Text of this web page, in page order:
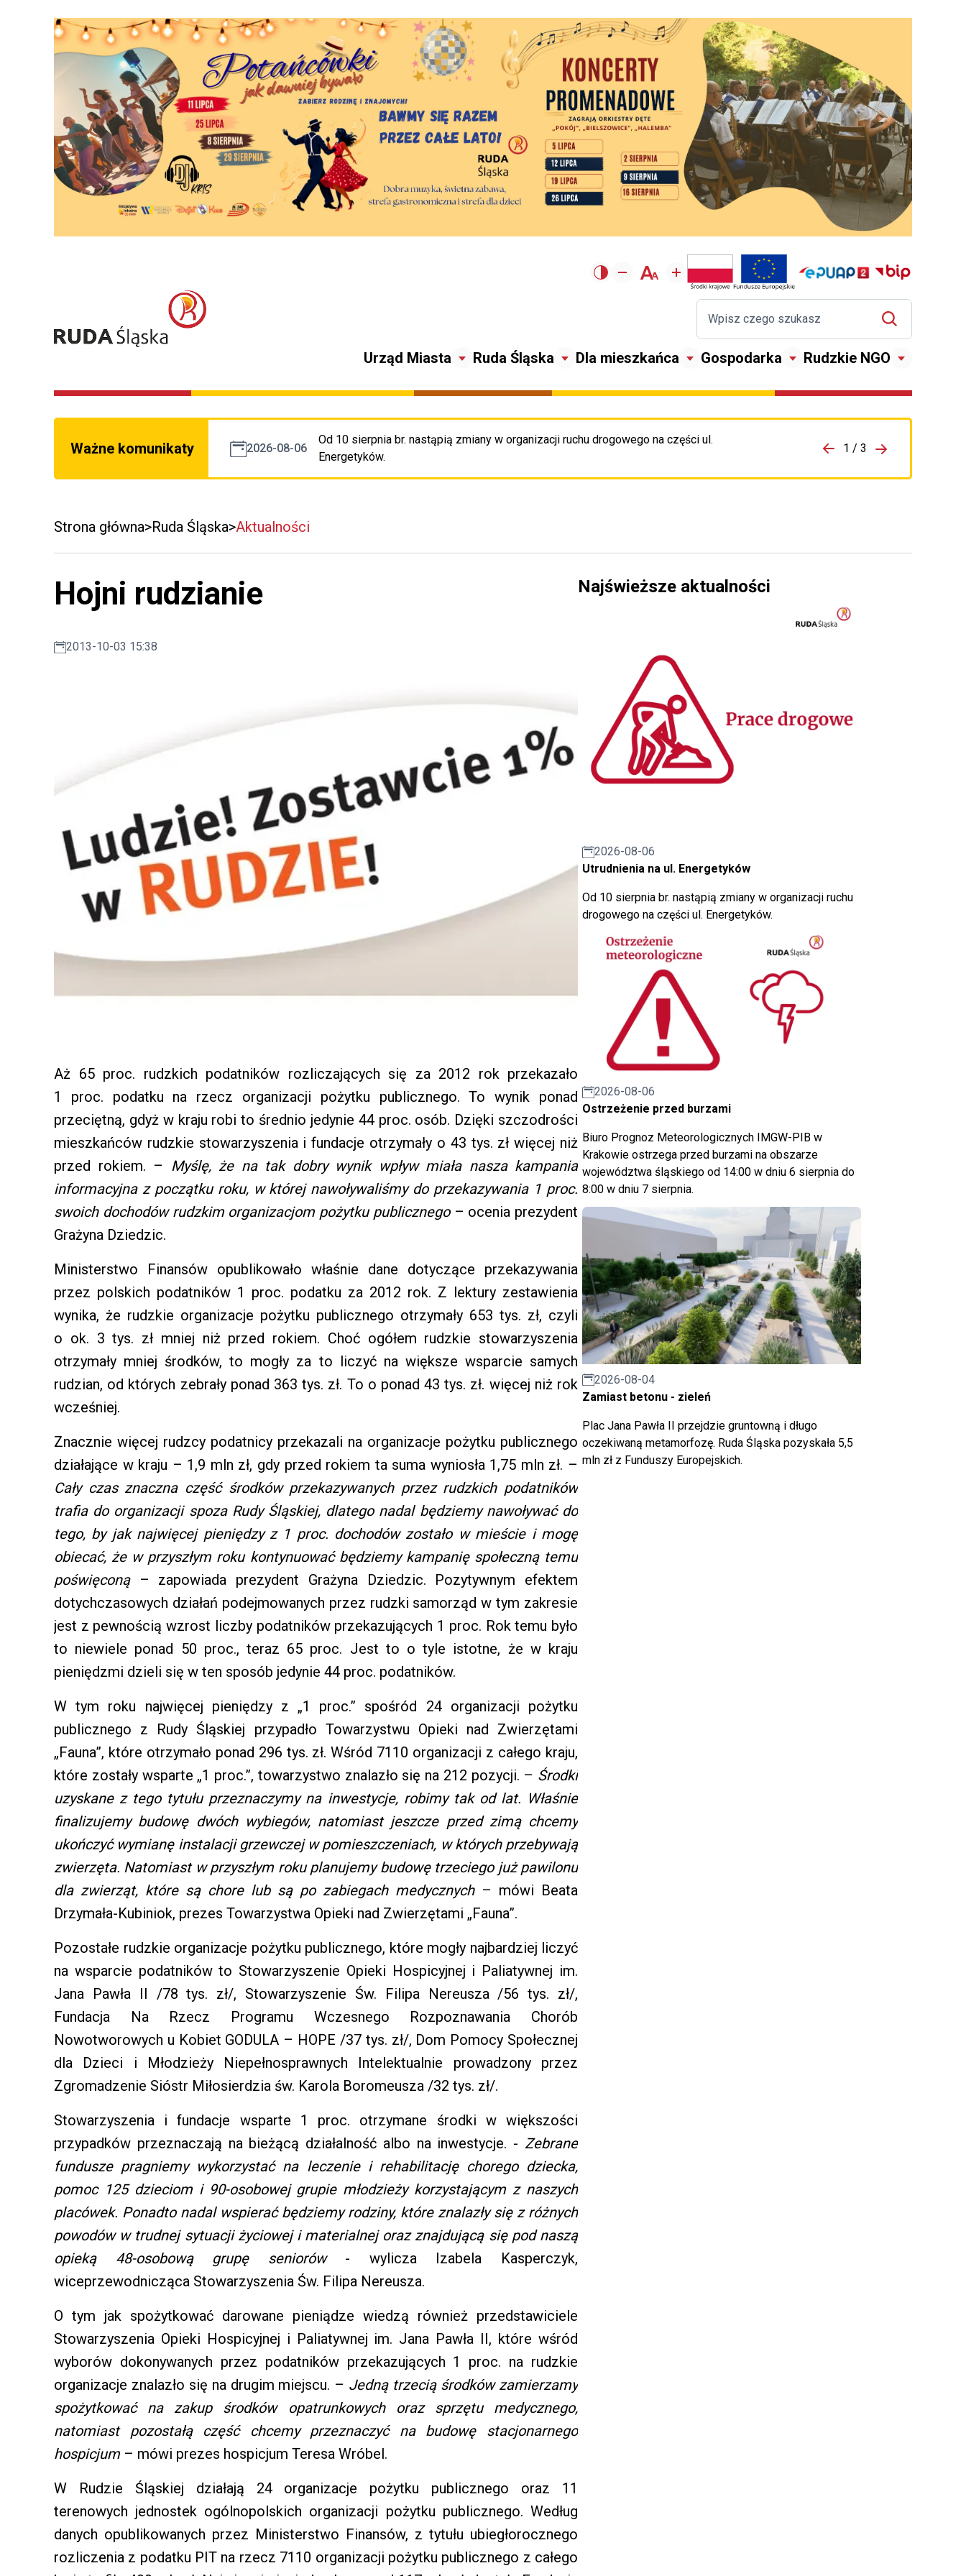
Urząd Miasta Ruda Śląska Dla mieszkańca Gospodarka Rudzkie NGO
Ważne komunikaty 2026-08-06
Od 10 sierpnia br. nastąpią zmiany w organizacji ruchu drogowego na części ul.
Energetyków.
Przejdź do porzpedniego komunikatu 1 / 3
Przejdź do
Strona główna Ruda Śląska Aktualności
Hojni rudzianie
2013-10-03 15:38
Aż 65 proc. rudzkich podatników rozliczających się za 2012 rok przekazało
1 proc. podatku na rzecz organizacji pożytku publicznego. To wynik ponad
przeciętną, gdyż w kraju robi to średnio jedynie 44 proc. osób. Dzięki szczodrości
mieszkańców rudzkie stowarzyszenia i fundacje otrzymały o 43 tys. zł więcej niż
przed rokiem. – Myślę, że na tak dobry wynik wpływ miała nasza kampania
informacyjna z początku roku, w której nawoływaliśmy do przekazywania 1 proc.
swoich dochodów rudzkim organizacjom pożytku publicznego– ocenia prezydent
Grażyna Dziedzic.
Ministerstwo Finansów opublikowało właśnie dane dotyczące przekazywania
przez polskich podatników 1 proc. podatku za 2012 rok. Z lektury zestawienia
wynika, że rudzkie organizacje pożytku publicznego otrzymały 653 tys. zł, czyli
o ok. 3 tys. zł mniej niż przed rokiem. Choć ogółem rudzkie stowarzyszenia
otrzymały mniej środków, to mogły za to liczyć na większe wsparcie samych
rudzian, od których zebrały ponad 363 tys. zł. To o ponad 43 tys. zł. więcej niż rok
wcześniej.
Znacznie więcej rudzcy podatnicy przekazali na organizacje pożytku publicznego
działające w kraju – 1,9 mln zł, gdy przed rokiem ta suma wyniosła 1,75 mln zł. –
Cały czas znaczna część środków przekazywanych przez rudzkich podatników
trafia do organizacji spoza Rudy Śląskiej, dlatego nadal będziemy nawoływać do
tego, by jak najwięcej pieniędzy z 1 proc. dochodów zostało w mieście i mogę
obiecać, że w przyszłym roku kontynuować będziemy kampanię społeczną temu
poświęconą– zapowiada prezydent Grażyna Dziedzic. Pozytywnym efektem
dotychczasowych działań podejmowanych przez rudzki samorząd w tym zakresie
jest z pewnością wzrost liczby podatników przekazujących 1 proc. Rok temu było
to niewiele ponad 50 proc., teraz 65 proc. Jest to o tyle istotne, że w kraju
pieniędzmi dzieli się w ten sposób jedynie 44 proc. podatników.
W tym roku najwięcej pieniędzy z „1 proc.” spośród 24 organizacji pożytku
publicznego z Rudy Śląskiej przypadło Towarzystwu Opieki nad Zwierzętami
„Fauna”, które otrzymało ponad 296 tys. zł. Wśród 7110 organizacji z całego kraju,
które zostały wsparte „1 proc.”, towarzystwo znalazło się na 212 pozycji. – Środki
uzyskane z tego tytułu przeznaczymy na inwestycje, robimy tak od lat. Właśnie
finalizujemy budowę dwóch wybiegów, natomiast jeszcze przed zimą chcemy
ukończyć wymianę instalacji grzewczej w pomieszczeniach, w których przebywają
zwierzęta. Natomiast w przyszłym roku planujemy budowę trzeciego już pawilonu
dla zwierząt, które są chore lub są po zabiegach medycznych– mówi Beata
Drzymała-Kubiniok, prezes Towarzystwa Opieki nad Zwierzętami „Fauna”.
Pozostałe rudzkie organizacje pożytku publicznego, które mogły najbardziej liczyć
na wsparcie podatników to Stowarzyszenie Opieki Hospicyjnej i Paliatywnej im.
Jana Pawła II /78 tys. zł/, Stowarzyszenie Św. Filipa Nereusza /56 tys. zł/,
Fundacja Na Rzecz Programu Wczesnego Rozpoznawania Chorób
Nowotworowych u Kobiet GODULA – HOPE /37 tys. zł/, Dom Pomocy Społecznej
dla Dzieci i Młodzieży Niepełnosprawnych Intelektualnie prowadzony przez
Zgromadzenie Sióstr Miłosierdzia św. Karola Boromeusza /32 tys. zł/.
Stowarzyszenia i fundacje wsparte 1 proc. otrzymane środki w większości
przypadków przeznaczają na bieżącą działalność albo na inwestycje. - Zebrane
fundusze pragniemy wykorzystać na leczenie i rehabilitację chorego dziecka,
pomoc 125 dzieciom i 90-osobowej grupie młodzieży korzystającym z naszych
placówek. Ponadto nadal wspierać będziemy rodziny, które znalazły się z różnych
powodów w trudnej sytuacji życiowej i materialnej oraz znajdującą się pod naszą
opieką 48-osobową grupę seniorów- wylicza Izabela Kasperczyk,
wiceprzewodnicząca Stowarzyszenia Św. Filipa Nereusza.
O tym jak spożytkować darowane pieniądze wiedzą również przedstawiciele
Stowarzyszenia Opieki Hospicyjnej i Paliatywnej im. Jana Pawła II, które wśród
wyborów dokonywanych przez podatników przekazujących 1 proc. na rudzkie
organizacje znalazło się na drugim miejscu. – Jedną trzecią środków zamierzamy
spożytkować na zakup środków opatrunkowych oraz sprzętu medycznego,
natomiast pozostałą część chcemy przeznaczyć na budowę stacjonarnego
hospicjum – mówi prezes hospicjum Teresa Wróbel.
W Rudzie Śląskiej działają 24 organizacje pożytku publicznego oraz 11
terenowych jednostek ogólnopolskich organizacji pożytku publicznego. Według
danych opublikowanych przez Ministerstwo Finansów, z tytułu ubiegłorocznego
rozliczenia z podatku PIT na rzecz 7110 organizacji pożytku publicznego z całego
Najświeższe aktualności
2026-08-06
Utrudnienia na ul. Energetyków
Od 10 sierpnia br. nastąpią zmiany w organizacji ruchu
drogowego na części ul. Energetyków.
2026-08-06
Ostrzeżenie przed burzami
Biuro Prognoz Meteorologicznych IMGW-PIB w
Krakowie ostrzega przed burzami na obszarze
województwa śląskiego od 14:00 w dniu 6 sierpnia do
8:00 w dniu 7 sierpnia.
2026-08-04
Zamiast betonu - zieleń
Plac Jana Pawła II przejdzie gruntowną i długo
oczekiwaną metamorfozę. Ruda Śląska pozyskała 5,5
mln zł z Funduszy Europejskich.